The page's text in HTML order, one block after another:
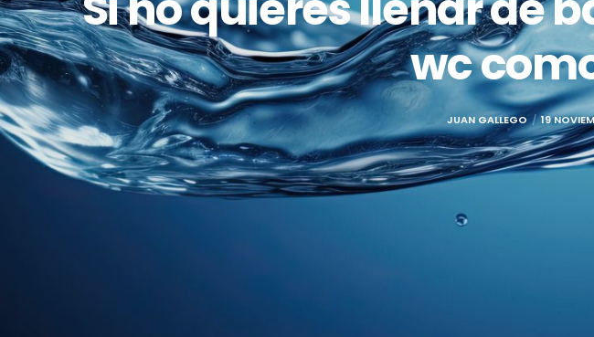
wc
JUAN GALLEGO 19